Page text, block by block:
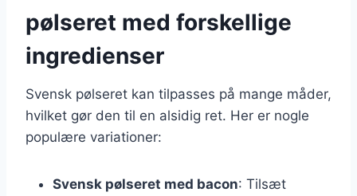
pølseret med forskellige
ingredienser
Svensk pølseret kan tilpasses på mange måder,
hvilket gør den til en alsidig ret. Her er nogle
populære variationer:
Svensk pølseret med bacon: Tilsæt